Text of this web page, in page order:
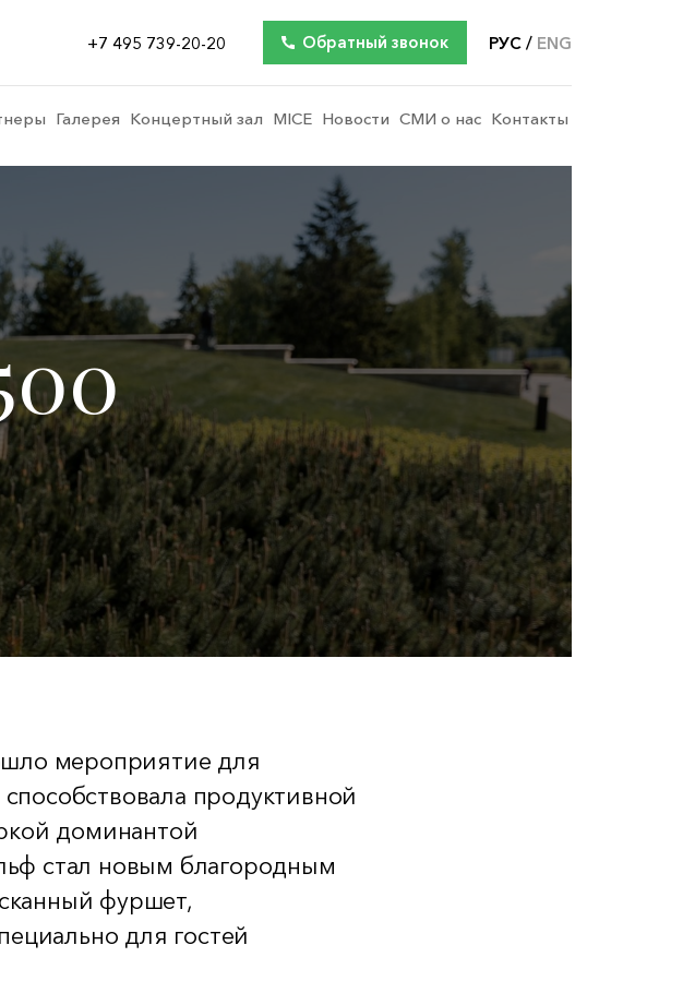
+7 495 739-20-20 Обратный звонок РУС ENG
Галерея Концертный зал MICE Новости СМИ о нас Контакты
мероприятие для
продуктивной
доминантой
стал новым благородным
фуршет,
для гостей